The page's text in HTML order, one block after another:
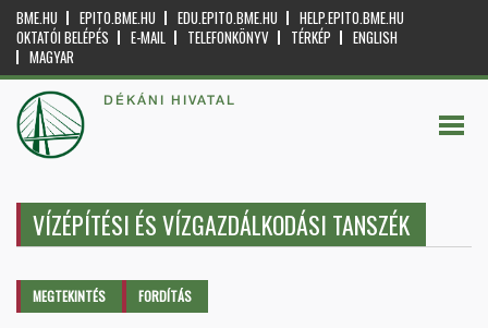
BME.HU EPITO.BME.HU EDU.EPITO.BME.HU
HELP.EPITO.BME.HU
OKTATÓI BELÉPÉS
E-MAIL TELEFONKÖNYV TÉRKÉP
ENGLISH
MAGYAR
DÉKÁNI HIVATAL
VÍZÉPÍTÉSI ÉS VÍZGAZDÁLKODÁSI TANSZÉK
Elsődleges fülek
MEGTEKINTÉS (AKTÍVFORDÍTÁS